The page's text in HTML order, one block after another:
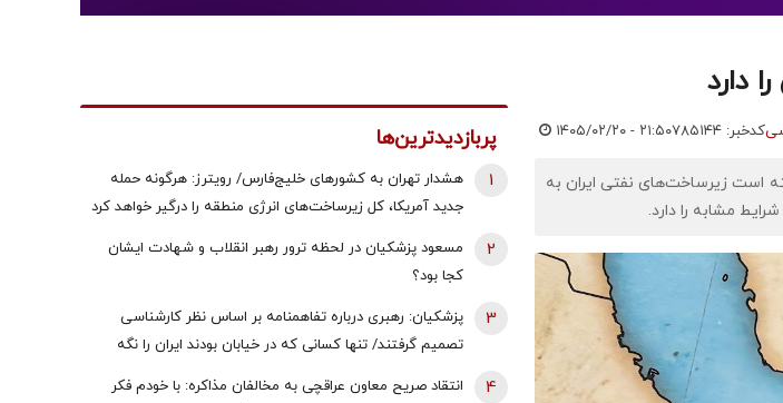
دارد
کدخبر: ۷۸۵۱۴۴ ۱۴۰۵/۰۲/۲۰ - ۲۱:۵۰
است زیرساخت‌های نفتی ایران به
مشابه را دارد.
پربازدیدترین‌ها
هشدار تهران به کشورهای خلیج‌فارس/ رویترز: هرگونه حمله
جدید آمریکا، کل زیرساخت‌های انرژی منطقه را درگیر خواهد کرد
1
مسعود پزشکیان در لحظه ترور رهبر انقلاب و شهادت ایشان
کجا بود؟
2
پزشکیان: رهبری درباره تفاهمنامه بر اساس نظر کارشناسی
تصمیم گرفتند/ تنها کسانی که در خیابان بودند ایران را نگه
3
انتقاد صریح معاون عراقچی به مخالفان مذاکره: با خودم فکر
4